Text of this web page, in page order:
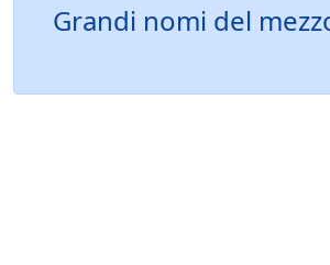
Grandi nomi del